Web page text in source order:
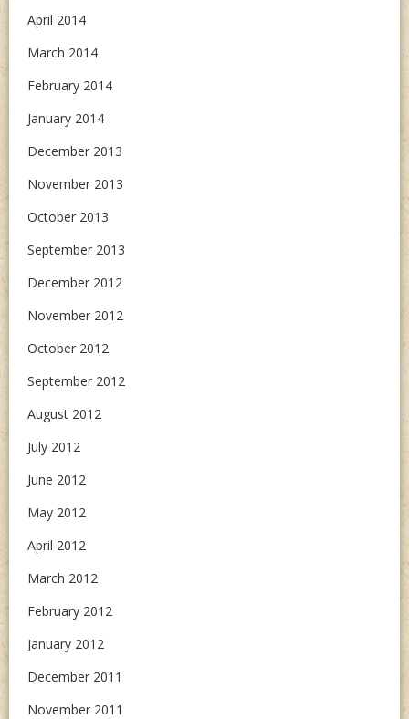
April 2014
March 2014
February 2014
January 2014
December 2013
November 2013
October 2013
September 2013
December 2012
November 2012
October 2012
September 2012
August 2012
July 2012
June 2012
May 2012
April 2012
March 2012
February 2012
January 2012
December 2011
November 2011